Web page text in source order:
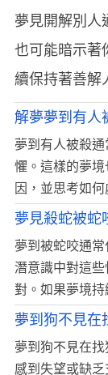
夢見開解別人
也可能暗示著
續保持著善解
解夢夢到有人
夢到有人被殺
懼。這樣的夢
因，並思考如
夢見殺蛇被蛇
夢到被蛇咬通
潛意識中對這
對。如果夢境
夢到狗不見在
夢到狗不見在
感到失望或缺